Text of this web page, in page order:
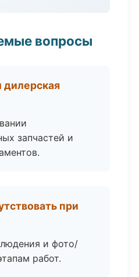
вопросы
дилерская
запчастей и
при
и фото/
работ.